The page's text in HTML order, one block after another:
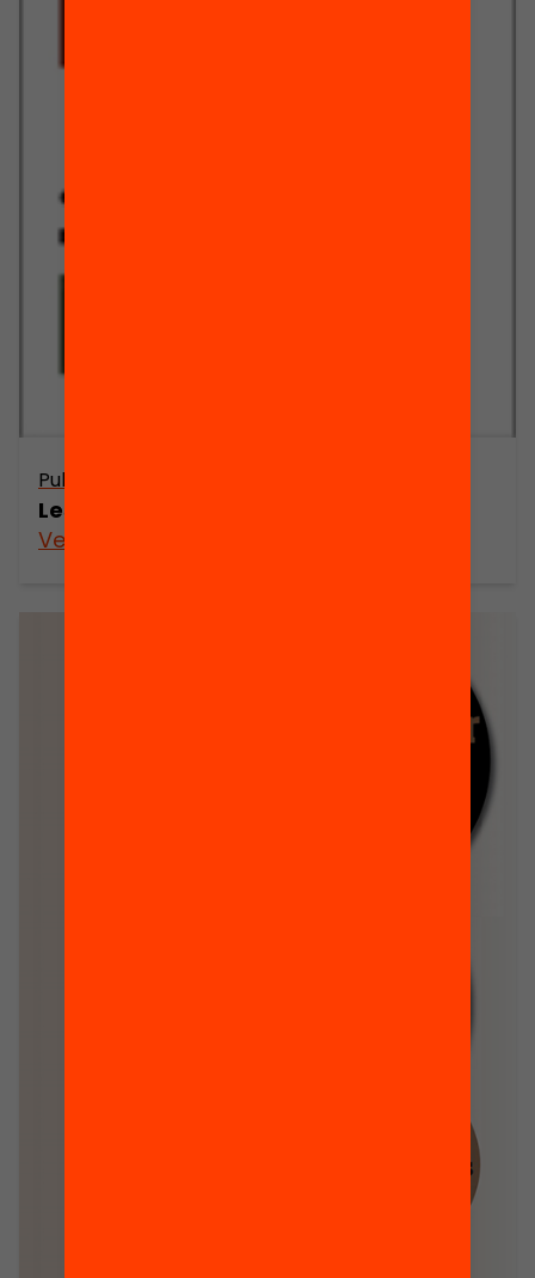
Publicació
Les prioritats educatives a Catalunya
Veure’n més